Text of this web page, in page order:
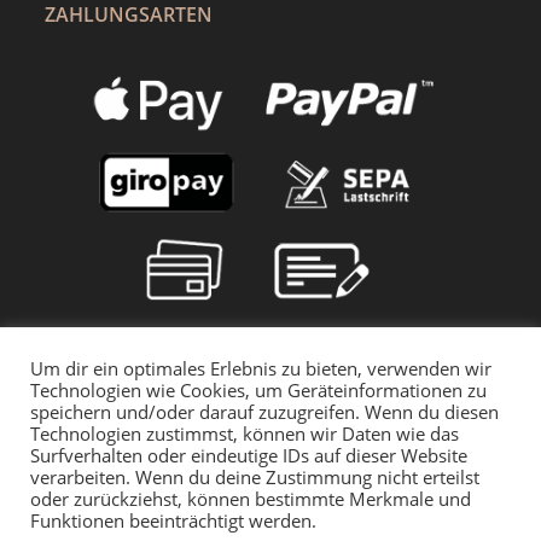
ZAHLUNGSARTEN
Um dir ein optimales Erlebnis zu bieten, verwenden wir
Technologien wie Cookies, um Geräteinformationen zu
speichern und/oder darauf zuzugreifen. Wenn du diesen
Technologien zustimmst, können wir Daten wie das
Surfverhalten oder eindeutige IDs auf dieser Website
verarbeiten. Wenn du deine Zustimmung nicht erteilst
oder zurückziehst, können bestimmte Merkmale und
Funktionen beeinträchtigt werden.